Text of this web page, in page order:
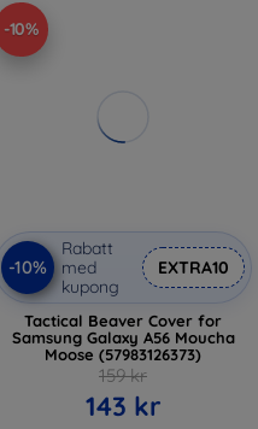
-10%
-10%
Rabatt
med
kupong
EXTRA10
Tactical Beaver Cover for
Samsung Galaxy A56 Moucha
Moose (57983126373)
159 kr
143 kr